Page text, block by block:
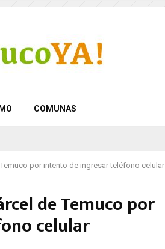
COMUNAS
por intento de ingresar teléfono celular
de Temuco por
celular